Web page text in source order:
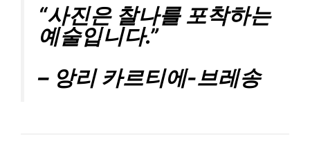
“사진은 찰나를 포착하는
예술입니다.”
– 앙리 카르티에-브레송